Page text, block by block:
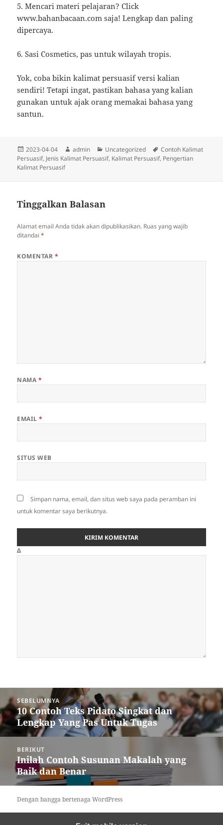
5. Mencari materi pelajaran? Click
www.bahanbacaan.com saja! Lengkap dan paling
dipercaya.
6. Sasi Cosmetics, pas untuk wilayah tropis.
Yok, coba bikin kalimat persuasif versi kalian
sendiri! Tetapi ingat, pastikan bahasa yang kalian
gunakan untuk ajak orang memakai bahasa yang
santun.
Diposkan
pada
2023-04-04 Penulis
admin Kategori
Uncategorized Tag
Contoh Kalimat
Persuasif, Jenis Kalimat Persuasif, Kalimat Persuasif, Pengertian
Kalimat Persuasif
Tinggalkan Balasan
Alamat email Anda tidak akan dipublikasikan. Ruas yang wajib
ditandai*
KOMENTAR *
NAMA *
EMAIL*
SITUS WEB
Simpan nama, email, dan situs web saya pada peramban ini
untuk komentar saya berikutnya.
Δ
pos SEBELUMNYA
Pos
sebelumnya:
10 Contoh Teks Pidato Singkat dan
Lengkap Yang Pas Untuk Tugas
BERIKUT
Pos
berikutnya:
Inilah Contoh Susunan Makalah yang
Baik dan Benar
Dengan bangga bertenaga WordPress